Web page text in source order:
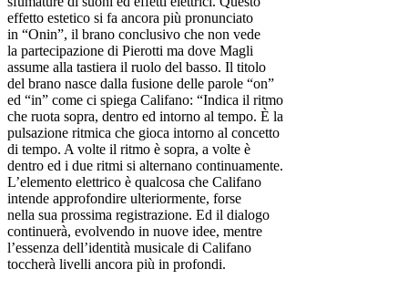
effetto estetico si fa ancora più pronunciato
in “Onin”, il brano conclusivo che non vede
la partecipazione di Pierotti ma dove Magli
assume alla tastiera il ruolo del basso. Il titolo
del brano nasce dalla fusione delle parole “on”
ed “in” come ci spiega Califano: “Indica il ritmo
che ruota sopra, dentro ed intorno al tempo. È la
pulsazione ritmica che gioca intorno al concetto
di tempo. A volte il ritmo è sopra, a volte è
dentro ed i due ritmi si alternano continuamente.
L’elemento elettrico è qualcosa che Califano
intende approfondire ulteriormente, forse
nella sua prossima registrazione. Ed il dialogo
continuerà, evolvendo in nuove idee, mentre
l’essenza dell’identità musicale di Califano
toccherà livelli ancora più in profondi.